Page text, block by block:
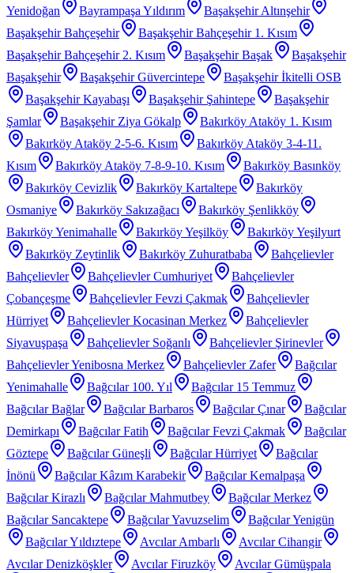
Yenidoğan
Bayrampaşa Yıldırım
Başakşehir Altınşehir
Başakşehir Bahçeşehir
Başakşehir Bahçeşehir 1. Kısım
Başakşehir Bahçeşehir 2. Kısım
Başakşehir Başak
Başakşehir
Başakşehir
Başakşehir Güvercintepe
Başakşehir İkitelli OSB
Başakşehir Kayabaşı
Başakşehir Şahintepe
Başakşehir
Şamlar
Başakşehir Ziya Gökalp
Bakırköy Ataköy 1. Kısım
Bakırköy Ataköy 2-5-6. Kısım
Bakırköy Ataköy 3-4-11.
Kısım
Bakırköy Ataköy 7-8-9-10. Kısım
Bakırköy Basınköy
Bakırköy Cevizlik
Bakırköy Kartaltepe
Bakırköy
Osmaniye
Bakırköy Sakızağacı
Bakırköy Şenlikköy
Bakırköy Yenimahalle
Bakırköy Yeşilköy
Bakırköy Yeşilyurt
Bakırköy Zeytinlik
Bakırköy Zuhuratbaba
Bahçelievler
Bahçelievler
Bahçelievler Cumhuriyet
Bahçelievler
Çobançeşme
Bahçelievler Fevzi Çakmak
Bahçelievler
Hürriyet
Bahçelievler Kocasinan Merkez
Bahçelievler
Siyavuşpaşa
Bahçelievler Soğanlı
Bahçelievler Şirinevler
Bahçelievler Yenibosna Merkez
Bahçelievler Zafer
Bağcılar
Yenimahalle
Bağcılar 100. Yıl
Bağcılar 15 Temmuz
Bağcılar Bağlar
Bağcılar Barbaros Bağcılar Çınar
Bağcılar
Demirkapı
Bağcılar Fatih Bağcılar Fevzi Çakmak
Bağcılar
Göztepe
Bağcılar Güneşli Bağcılar Hürriyet
Bağcılar
İnönü
Bağcılar Kâzım Karabekir
Bağcılar Kemalpaşa
Bağcılar Kirazlı
Bağcılar Mahmutbey
Bağcılar Merkez
Bağcılar Sancaktepe
Bağcılar Yavuzselim
Bağcılar Yenigün
Bağcılar Yıldıztepe
Avcılar Ambarlı
Avcılar Cihangir
Avcılar Denizköşkler
Avcılar Firuzköy Avcılar Gümüşpala